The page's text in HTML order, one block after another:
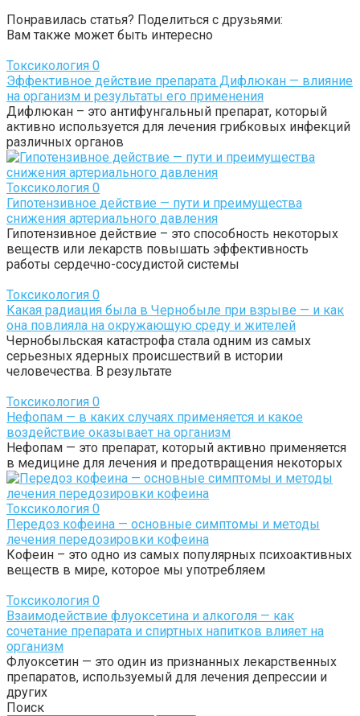
Понравилась статья? Поделиться с друзьями:
Вам также может быть интересно
Токсикология 0
Эффективное действие препарата Дифлюкан — влияние
на организм и результаты его применения
Дифлюкан – это антифунгальный препарат, который
активно используется для лечения грибковых инфекций
различных органов
Токсикология 0
Гипотензивное действие — пути и преимущества
снижения артериального давления
Гипотензивное действие – это способность некоторых
веществ или лекарств повышать эффективность
работы сердечно-сосудистой системы
Токсикология 0
Какая радиация была в Чернобыле при взрыве — и как
она повлияла на окружающую среду и жителей
Чернобыльская катастрофа стала одним из самых
серьезных ядерных происшествий в истории
человечества. В результате
Токсикология 0
Нефопам — в каких случаях применяется и какое
воздействие оказывает на организм
Нефопам — это препарат, который активно применяется
в медицине для лечения и предотвращения некоторых
Токсикология 0
Передоз кофеина — основные симптомы и методы
лечения передозировки кофеина
Кофеин – это одно из самых популярных психоактивных
веществ в мире, которое мы употребляем
Токсикология 0
Взаимодействие флуоксетина и алкоголя — как
сочетание препарата и спиртных напитков влияет на
организм
Флуоксетин — это один из признанных лекарственных
препаратов, используемый для лечения депрессии и
других
Поиск